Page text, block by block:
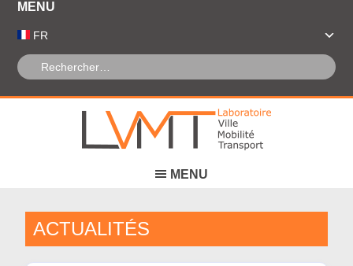
FR
ACTUALITÉS
Panneau de gestion des cookies